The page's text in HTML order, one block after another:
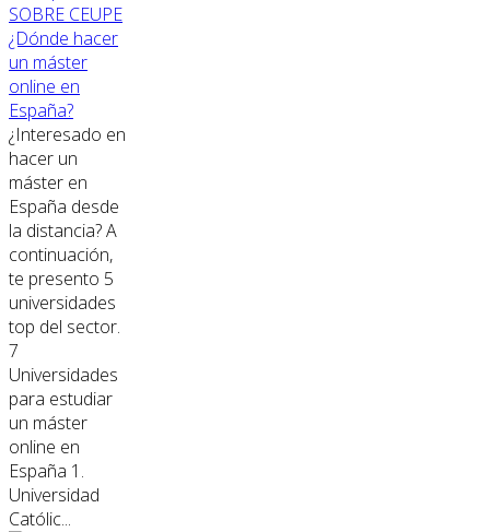
SOBRE CEUPE
¿Dónde hacer
un máster
online en
España?
¿Interesado en
hacer un
máster en
España desde
la distancia? A
continuación,
te presento 5
universidades
top del sector.
7
Universidades
para estudiar
un máster
online en
España 1.
Universidad
Católic...